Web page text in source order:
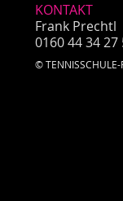
KONTAKT
Frank Prechtl
0160 44 34 27
©